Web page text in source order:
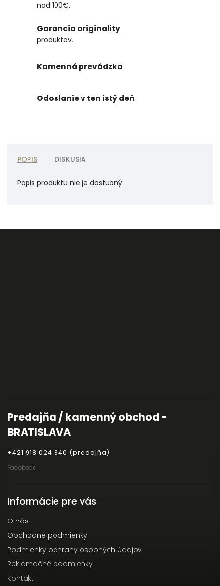
nad 100€.
Garancia originality
produktov.
Kamenná prevádzka
Odoslanie v ten istý deň
POPIS DISKUSIA
Popis produktu nie je dostupný
Predajňa / kamenný obchod -
BRATISLAVA
+421 918 024 340 (predajňa)
Facebook
Informácie pre vás
O nás
Obchodné podmienky
Podmienky ochrany osobných údajov
Reklamačné podmienky
Kontakt